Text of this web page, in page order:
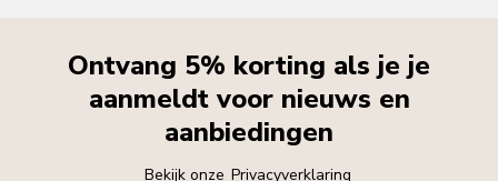
Ontvang 5% korting als je je
aanmeldt voor nieuws en
aanbiedingen
Bekijk onze Privacyverklaring